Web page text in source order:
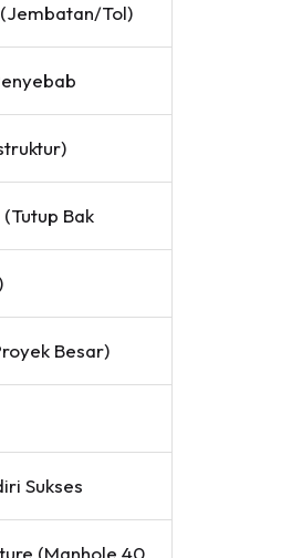
Tol)
Besar)